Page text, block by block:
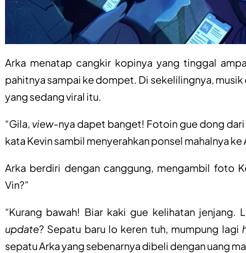
Arka menatap cangkir kopinya yang tinggal
pahitnya sampai ke dompet. Di sekelilingnya, musik
yang sedang viral itu.
“Gila, view-nya dapet banget! Fotoin gue dong
kata Kevin sambil menyerahkan ponsel mahalnya ke
Arka berdiri dengan canggung, mengambil foto
Vin?”
“Kurang bawah! Biar kaki gue kelihatan jenjang.
update? Sepatu baru lo keren tuh, mumpung lagi
sepatu Arka yang sebenarnya dibeli dengan uang